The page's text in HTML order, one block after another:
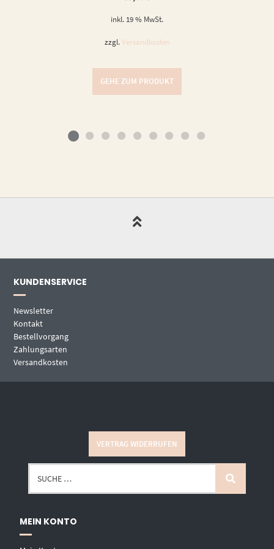
inkl. 19 % MwSt.
zzgl. Versandkosten
GEHE ZUM PRODUKT
KUNDENSERVICE
Newsletter
Kontakt
Bestellvorgang
Zahlungsarten
Versandkosten
VERTRAG WIDERRUFEN
MEIN KONTO